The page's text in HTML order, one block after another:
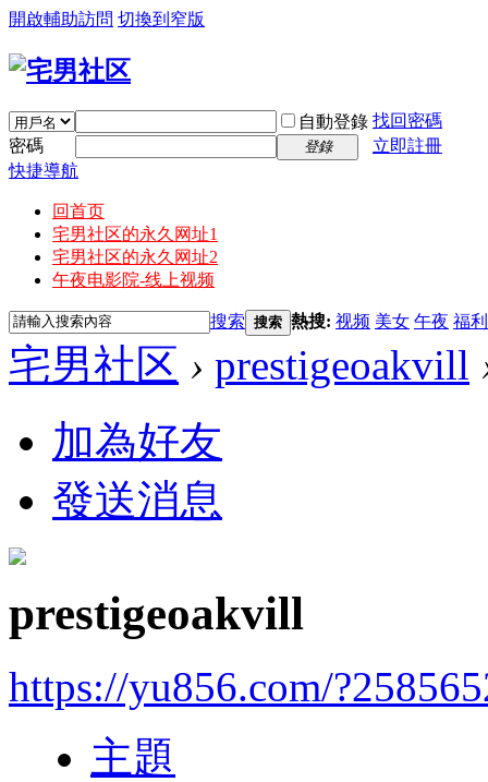
開啟輔助訪問 切換到窄版
自動登錄 找回密碼
密碼
登錄
立即註冊
快捷導航
回首页
宅男社区的永久网址1
宅男社区的永久网址2
午夜电影院-线上视频
搜索 搜索 熱搜: 视频 美女 午夜 福利
宅男社区 › prestigeoakvill
加為好友
發送消息
prestigeoakvill
https://yu856.com/
主題